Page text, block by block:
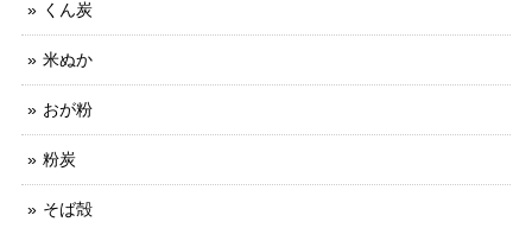
くん炭
米ぬか
おが粉
粉炭
そば殻